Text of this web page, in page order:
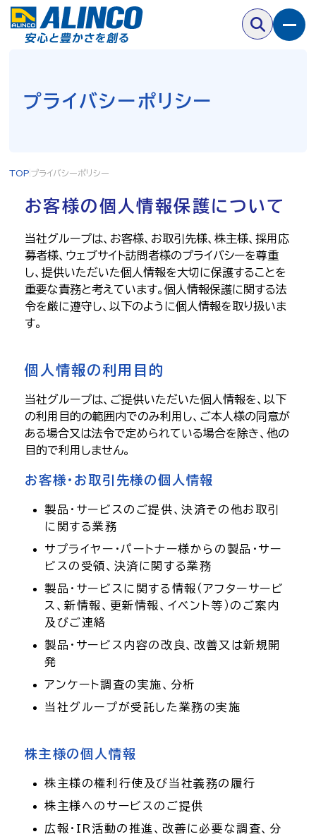
プライバシーポリシー
TOP プライバシーポリシー
お客様の個人情報保護について
当社グループは、お客様、お取引先様、株主様、採用応
募者様、ウェブサイト訪問者様のプライバシーを尊重
し、提供いただいた個人情報を大切に保護することを
重要な責務と考えています。個人情報保護に関する法
令を厳に遵守し、以下のように個人情報を取り扱いま
す。
個人情報の利用目的
当社グループは、ご提供いただいた個人情報を、以下
の利用目的の範囲内でのみ利用し、ご本人様の同意が
ある場合又は法令で定められている場合を除き、他の
目的で利用しません。
お客様・お取引先様の個人情報
製品・サービスのご提供、決済その他お取引
に関する業務
サプライヤー・パートナー様からの製品・サー
ビスの受領、決済に関する業務
製品・サービスに関する情報（アフターサービ
ス、新情報、更新情報、イベント等）のご案内
及びご連絡
製品・サービス内容の改良、改善又は新規開
発
アンケート調査の実施、分析
当社グループが受託した業務の実施
株主様の個人情報
株主様の権利行使及び当社義務の履行
株主様へのサービスのご提供
広報・IR活動の推進、改善に必要な調査、分